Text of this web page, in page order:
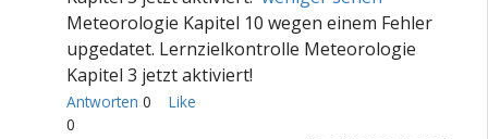
Meteorologie Kapitel 10 wegen einem Fehler
upgedatet. Lernzielkontrolle Meteorologie
Kapitel 3 jetzt aktiviert!
Antworten 0
Like
0